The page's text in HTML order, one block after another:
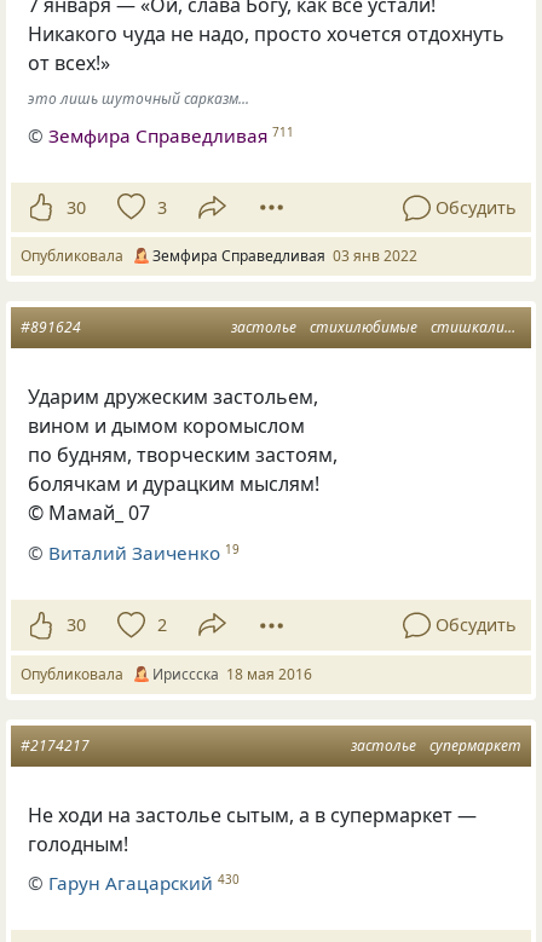
Никакого чуда не надо, просто хочется отдохнуть
от всех!»
это лишь шуточный сарказм...
©Земфира Справедливая 711
30 3 Обсудить
Опубликовала Земфира Справедливая 03 янв 2022
застолье стихилюбимые стишкалики п
#891624
Ударим дружеским застольем,
вином и дымом коромыслом
по будням, творческим застоям,
болячкам и дурацким мыслям!
© Мамай_ 07
© Виталий Заиченко 19
30 2 Обсудить
Опубликовала Ириссска 18 мая 2016
застолье супермаркет
#2174217
Не ходи на застолье сытым, а в супермаркет —
голодным!
© Гарун Агацарский 430